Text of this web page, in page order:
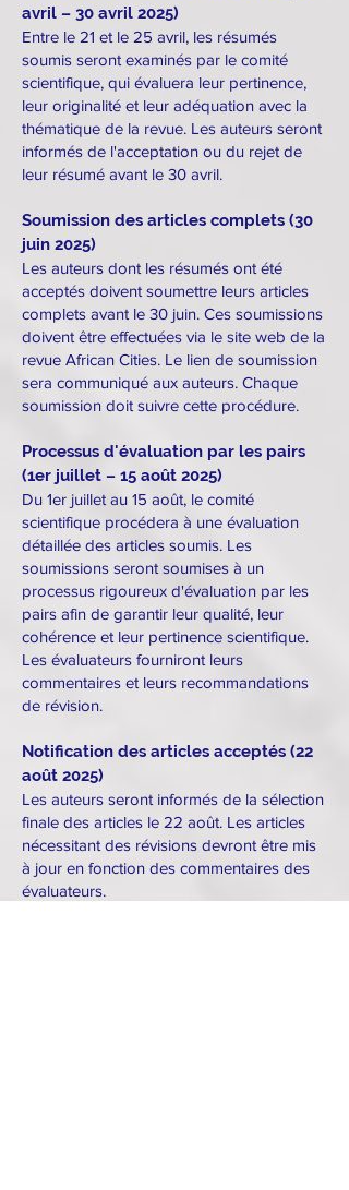
avril – 30 avril 2025)
Entre le 21 et le 25 avril, les résumés
soumis seront examinés par le comité
scientifique, qui évaluera leur pertinence,
leur originalité et leur adéquation avec la
thématique de la revue. Les auteurs seront
informés de l'acceptation ou du rejet de
leur résumé avant le 30 avril.
Soumission des articles complets (30
juin 2025)
Les auteurs dont les résumés ont été
acceptés doivent soumettre leurs articles
complets avant le 30 juin. Ces soumissions
doivent être effectuées via le site web de la
revue African Cities. Le lien de soumission
sera communiqué aux auteurs. Chaque
soumission doit suivre cette procédure.
Processus d'évaluation par les pairs
(1er juillet – 15 août 2025)
Du 1er juillet au 15 août, le comité
scientifique procédera à une évaluation
détaillée des articles soumis. Les
soumissions seront soumises à un
processus rigoureux d'évaluation par les
pairs afin de garantir leur qualité, leur
cohérence et leur pertinence scientifique.
Les évaluateurs fourniront leurs
commentaires et leurs recommandations
de révision.
Notification des articles acceptés (22
août 2025)
Les auteurs seront informés de la sélection
finale des articles le 22 août. Les articles
nécessitant des révisions devront être mis
à jour en fonction des commentaires des
évaluateurs.